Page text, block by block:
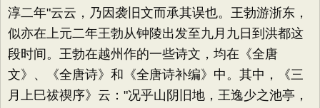
淳二年"云云，乃因袭旧文而承其误也。王勃游浙东，
似亦在上元二年王勃从钟陵出发至九月九日到洪都这
段时间。王勃在越州作的一些诗文，均在《全唐
文》、《全唐诗》和《全唐诗补编》中。其中，《三
月上巳祓禊序》云："况乎山阴旧地，王逸少之池亭，